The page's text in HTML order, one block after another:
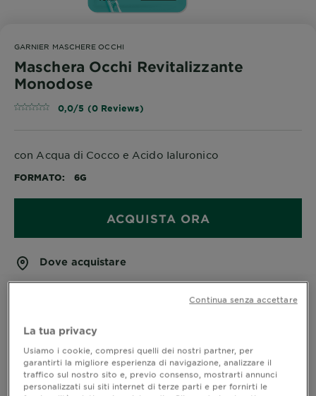
GARNIER MASCHERE OCCHI
Maschera Occhi Revitalizzante
Monodose
0,0/5 (0 Reviews)
con Acqua di Cocco e Acido Ialuronico
FORMATO 6G
ACQUISTA ORA
Dove acquistare
Informazioni prodotto
CLOSE SUBPANEL
La tua privacy
Usiamo i cookie, compresi quelli dei nostri partner, per
garantirti la migliore esperienza di navigazione, analizzare il
traffico sul nostro sito e, previo consenso, mostrarti annunci
personalizzati sui siti internet di terze parti e per fornirti le
Continua senza accettare